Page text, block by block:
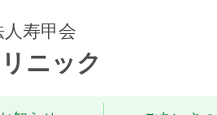
人寿甲会
ニック